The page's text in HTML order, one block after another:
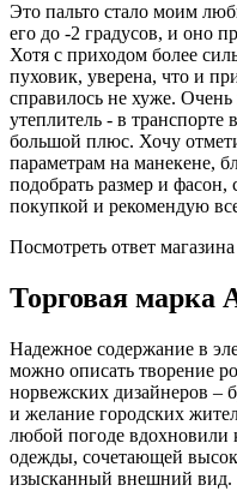
Это пальто стало моим
его до -2 градусов, и оно
Хотя с приходом более
пуховик, уверена, что и
справилось не хуже.
утеплитель - в транспорте
большой плюс. Хочу
параметрам на манекене,
подобрать размер и
покупкой и рекомендую
Посмотреть ответ магазина
Торговая марка
Надежное содержание в
можно описать творение
норвежских дизайнеров –
и желание городских
любой погоде вдохновили
одежды, сочетающей
изысканный внешний вид.